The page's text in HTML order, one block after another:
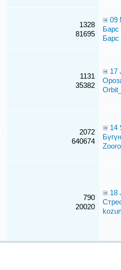
1328
81695
09
Барс
Барс
1131
35382
17
2072
640674
14
790
20020
18